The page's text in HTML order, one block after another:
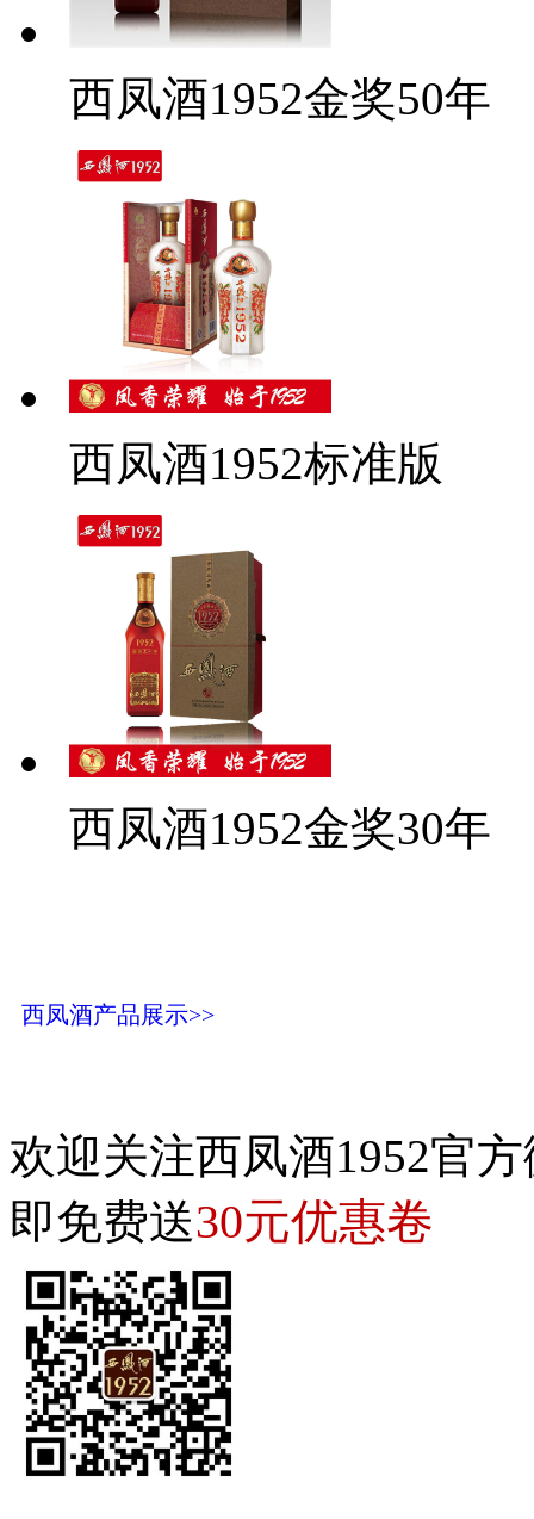
西凤酒1952金奖50年
西凤酒1952标准版
西凤酒1952金奖30年
西凤酒产品展示>>
欢迎关注西凤酒1952官
即免费送30元优惠卷